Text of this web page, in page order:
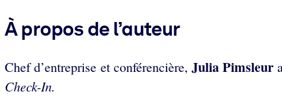
À propos de l’auteur
Chef d’entreprise et conférencière, Julia Pimsleur
Check-In.